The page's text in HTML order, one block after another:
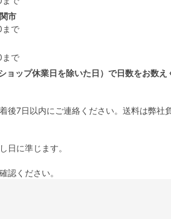
市
まで
まで
ップ休業日を除いた日）で日数をお数え
後7日以内にご連絡ください。送料は弊社
日に準じます。
認ください。